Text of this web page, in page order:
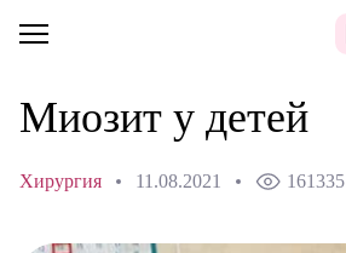
Миозит у детей
Хирургия 11.08.2021 161335